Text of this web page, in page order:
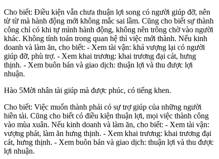
Cho biết: Điều kiện vẫn chưa thuận lợi song có người giúp đỡ, nên
từ từ mà hành động mới không mắc sai lầm. Cũng cho biết sự thành
công chỉ có khi tự mình hành động, không nên trông chờ vào người
khác. Không tính toán trong quan hệ thì việc mới thành. Nếu kinh
doanh và làm ăn, cho biết: - Xem tài vận: khá vượng lại có người
giúp đỡ, phù trợ. - Xem khai trương: khai trương đại cát, hưng
thịnh. - Xem buôn bán và giao dịch: thuận lợi và thu được lợi
nhuận.
Hào 5Mời nhân tài giúp mà được phúc, có tiếng khen.
Cho biết: Việc muốn thành phải có sự trợ giúp của những người
hiền tài. Cũng cho biết có điều kiện thuận lợi, mọi việc thành công
vào mùa xuân. Nếu kinh doanh và làm ăn, cho biết: - Xem tài vận:
vượng phát, làm ăn hưng thịnh. - Xem khai trương: khai trương đại
cát, hưng thịnh. - Xem buôn bán và giao dịch: thuận lợi và thu được
lợi nhuận.